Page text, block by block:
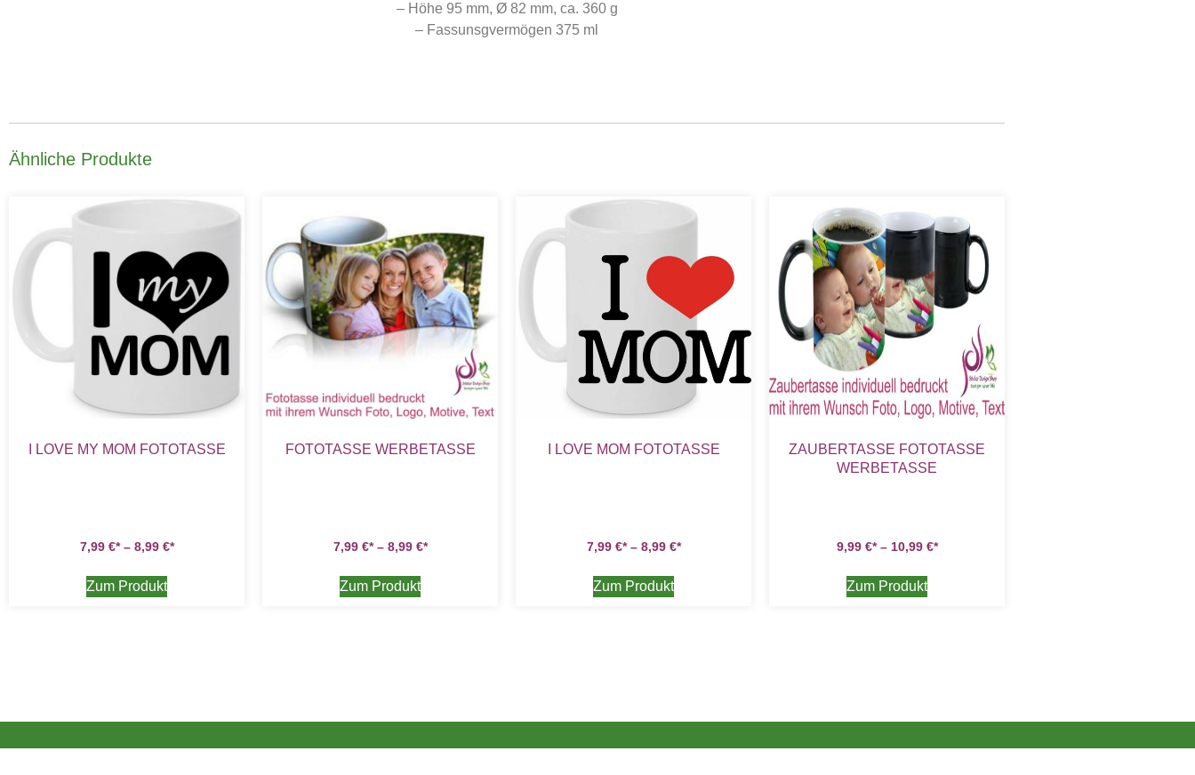
– Höhe 95 mm, Ø 82 mm, ca. 360 g
– Fassunsgvermögen 375 ml
Ähnliche Produkte
I LOVE MY MOM FOTOTASSE
7,99 € – 8,99 €
Zum Produkt
FOTOTASSE WERBETASSE
7,99 € – 8,99 €
Zum Produkt
I LOVE MOM FOTOTASSE
7,99 € – 8,99 €
Zum Produkt
ZAUBERTASSE FOTOTASSE
WERBETASSE
9,99 € – 10,99 €
Zum Produkt